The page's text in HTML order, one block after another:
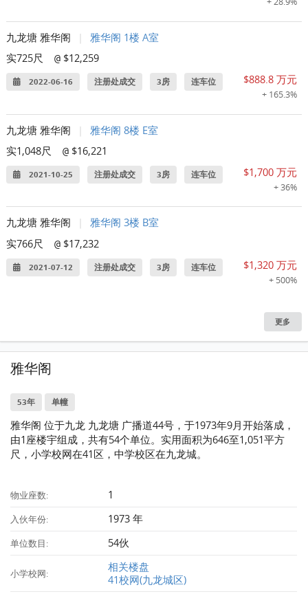
九龙塘 雅华阁
雅华阁 1楼 A室
实725尺
@ $12,259
2022-06-16 注册处成交 3房 连车位 $888.8 万元
+ 165.3%
九龙塘 雅华阁
雅华阁 8楼 E室
实1,048尺
@ $16,221
2021-10-25 注册处成交 3房 连车位 $1,700 万元
+ 36%
九龙塘 雅华阁
雅华阁 3楼 B室
实766尺
@ $17,232
2021-07-12 注册处成交 3房 连车位 $1,320 万元
+ 500%
更多
雅华阁
53年 单幢
雅华阁 位于九龙 九龙塘 广播道44号，于1973年9月开始落成，
由1座楼宇组成，共有54个单位。实用面积为646至1,051平方
尺，小学校网在41区，中学校区在九龙城。
物业座数: 1
入伙年份: 1973 年
单位数目: 54伙
小学校网:
相关楼盘
41校网(九龙城区)